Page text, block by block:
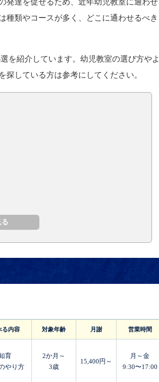
発達を促せるため、近年幼児教室に通わせ
種類やコースが多く、どこに通わせるべき
を紹介しています。幼児教室の選び方やよ
探している方は参考にしてください。
る内容 対象年齢 月謝 営業時間
育
やり方
2か月～
3歳
15,400円～
月～金
9:30〜17:00